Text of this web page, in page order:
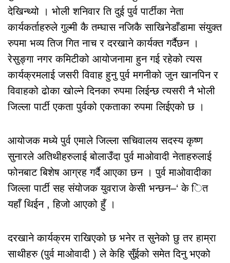
देखिन्थ्यो । भोली शनिवार ति दुई पुर्व पार्टीका नेता
कार्यकर्ताहरुले गुल्मी कै तम्घास नजिकै साखिनेडाँडामा संयुक्त
रुपमा भव्य तिज गित नाच र दरखाने कार्यक्त गर्दैछन ।
रेसुङ्गा नगर कमिटीको आयोजनामा हुन गई रहेको त्यस
कार्यक्रमलाई जसरी विवाह हुनु पुर्व मगनीको जुन खानपिन र
विवाहको ढोका खोल्ने दिनका रुपमा लिईन्छ त्यसरी नै भोली
जिल्ला पार्टी एकता पुर्वको एकताका रुपमा लिईएको छ ।
आयोजक मध्ये पुर्व एमाले जिल्ला सचिवालय सदस्य कृष्ण
सुनारले अतिथीहरुलाई बोलाउँदा पुर्व माओवादी नेताहरुलाई
फोनबाट बिशेष आग्रह गर्दै आएका छन । पुर्व माओवादीका
जिल्ला पार्टी सह संयोजक युवराज केसी भन्छन–‘ के ित
यहाँ थिईन , हिजो आएको हुँ ।
दरखाने कार्यक्रम राखिएको छ भनेर त सुनेको छु तर हाम्रा
साथीहरु (पुर्व माओवादी ) ले केहि सुँईको समेत दिनु भएको